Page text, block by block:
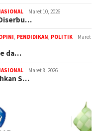
Maret 10, 2026
, PENDIDIKAN, POLITIK
Maret
da…
Maret 8, 2026
S…